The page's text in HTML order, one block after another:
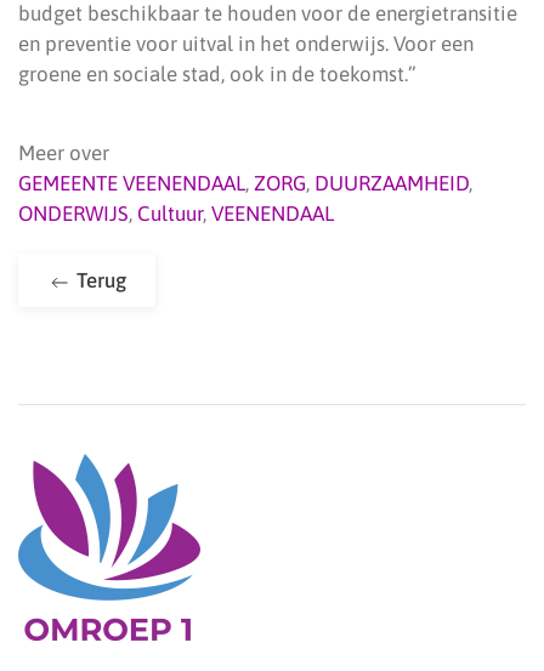
budget beschikbaar te houden voor de energietransitie
en preventie voor uitval in het onderwijs. Voor een
groene en sociale stad, ook in de toekomst.”
Meer over
GEMEENTE VEENENDAAL, ZORG, DUURZAAMHEID,
ONDERWIJS, Cultuur, VEENENDAAL
Terug